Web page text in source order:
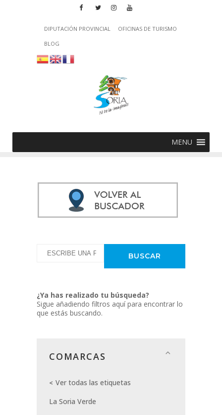
DIPUTACIÓN PROVINCIAL
OFICINAS DE TURISMO
BLOG
MENU
¿Ya has realizado tu búsqueda?
Sigue añadiendo filtros aquí para encontrar lo
que estás buscando.
COMARCAS
Ver todas las etiquetas
La Soria Verde